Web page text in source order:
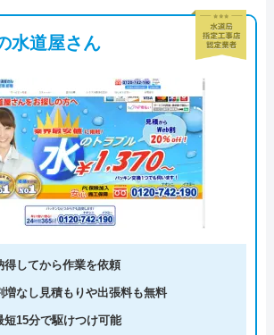
水道屋さん
得してから作業を依頼
増なし見積もりや出張料も無料
短15分で駆けつけ可能